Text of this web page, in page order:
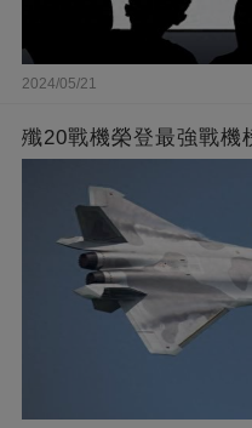
2024/05/21
殲20戰機榮登最強戰機